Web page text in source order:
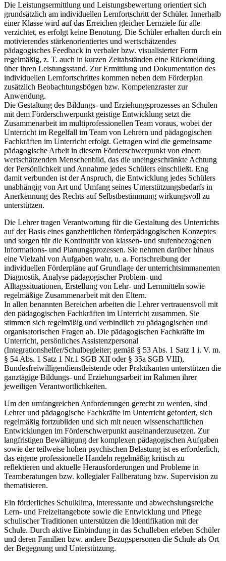
Die Leistungsermittlung und Leistungsbewertung orientiert sich
grundsätzlich am individuellen Lernfortschritt der Schüler. Innerhalb
einer Klasse wird auf das Erreichen gleicher Lernziele für alle
verzichtet, es erfolgt keine Benotung. Die Schüler erhalten durch ein
motivierendes stärkenorientiertes und wertschätzendes
pädagogisches Feedback in verbaler bzw. visualisierter Form
regelmäßig, z. T. auch in kurzen Zeitabständen eine Rückmeldung
über ihren Leistungsstand. Zur Ermittlung und Dokumentation des
individuellen Lernfortschrittes kommen neben dem Förderplan
zusätzlich Beobachtungsbögen bzw. Kompetenzraster zur
Anwendung.
Die Gestaltung des Bildungs- und Erziehungsprozesses an Schulen
mit dem Förderschwerpunkt geistige Entwicklung setzt die
Zusammenarbeit im multiprofessionellen Team voraus, wobei der
Unterricht im Regelfall im Team von Lehrern und pädagogischen
Fachkräften im Unterricht erfolgt. Getragen wird die gemeinsame
pädagogische Arbeit in diesem Förderschwerpunkt von einem
wertschätzenden Menschenbild, das die uneingeschränkte Achtung
der Persönlichkeit und Annahme jedes Schülers einschließt. Eng
damit verbunden ist der Anspruch, die Entwicklung jedes Schülers
unabhängig von Art und Umfang seines Unterstützungsbedarfs in
Anerkennung des Rechts auf Selbstbestimmung wirkungsvoll zu
unterstützen.
Die Lehrer tragen Verantwortung für die Gestaltung des Unterrichts
auf der Basis eines ganzheitlichen förderpädagogischen Konzeptes
und sorgen für die Kontinuität von klassen- und stufenbezogenen
Informations- und Planungsprozessen. Sie nehmen darüber hinaus
eine Vielzahl von Aufgaben wahr, u. a. Fortschreibung der
individuellen Förderpläne auf Grundlage der unterrichtsimmanenten
Diagnostik, Analyse pädagogischer Problem- und
Alltagssituationen, Erstellung von Lehr- und Lernmitteln sowie
regelmäßige Zusammenarbeit mit den Eltern.
In allen benannten Bereichen arbeiten die Lehrer vertrauensvoll mit
den pädagogischen Fachkräften im Unterricht zusammen. Sie
stimmen sich regelmäßig und verbindlich zu pädagogischen und
organisatorischen Fragen ab. Die pädagogischen Fachkräfte im
Unterricht, persönliches Assistenzpersonal
(Integrationshelfer/Schulbegleiter; gemäß § 53 Abs. 1 Satz 1 i. V. m.
§ 54 Abs. 1 Satz 1 Nr.1 SGB XII oder § 35a SGB VIII),
Bundesfreiwilligendienstleistende oder Praktikanten unterstützen die
ganztägige Bildungs- und Erziehungsarbeit im Rahmen ihrer
jeweiligen Verantwortlichkeiten.
Um den umfangreichen Anforderungen gerecht zu werden, sind
Lehrer und pädagogische Fachkräfte im Unterricht gefordert, sich
regelmäßig fortzubilden und sich mit neuen wissenschaftlichen
Entwicklungen im Förderschwerpunkt auseinanderzusetzen. Zur
langfristigen Bewältigung der komplexen pädagogischen Aufgaben
sowie der teilweise hohen psychischen Belastung ist es erforderlich,
das eigene professionelle Handeln regelmäßig kritisch zu
reflektieren und aktuelle Herausforderungen und Probleme in
Teamberatungen bzw. kollegialer Fallberatung bzw. Supervision zu
thematisieren.
Ein förderliches Schulklima, interessante und abwechslungsreiche
Lern- und Freizeitangebote sowie die Entwicklung und Pflege
schulischer Traditionen unterstützen die Identifikation mit der
Schule. Durch aktive Einbindung in das Schulleben erleben Schüler
und deren Familien bzw. andere Bezugspersonen die Schule als Ort
der Begegnung und Unterstützung.